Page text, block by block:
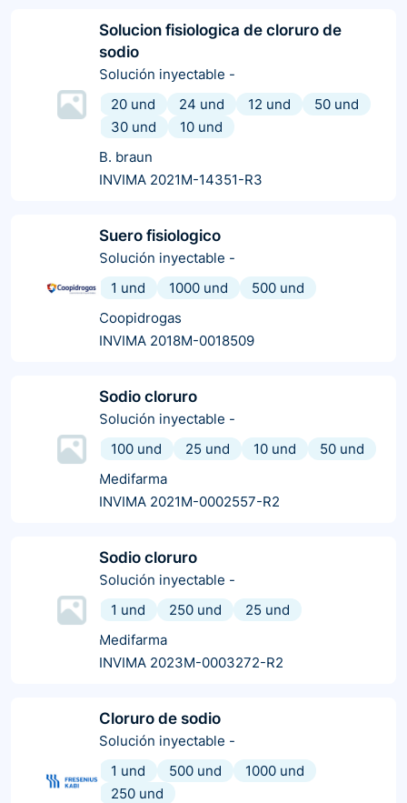
Solucion fisiologica de cloruro de
sodio
Solución inyectable -
20 und
24 und 12 und
50 und
30 und
10 und
B. braun
INVIMA 2021M-14351-R3
Suero fisiologico
Solución inyectable -
1 und
1000 und
500 und
Coopidrogas
INVIMA 2018M-0018509
Sodio cloruro
Solución inyectable -
100 und
25 und 10 und
50 und
Medifarma
INVIMA 2021M-0002557-R2
Sodio cloruro
Solución inyectable -
1 und
250 und
25 und
Medifarma
INVIMA 2023M-0003272-R2
Cloruro de sodio
Solución inyectable -
1 und
500 und
1000 und
250 und